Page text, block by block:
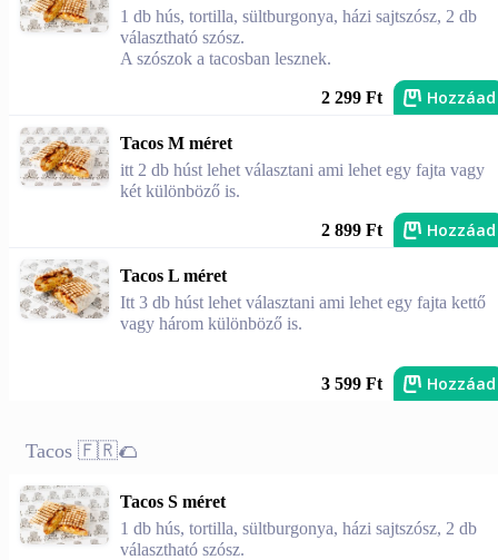
1 db hús, tortilla, sültburgonya, házi sajtszósz, 2 db
választható szósz.
A szószok a tacosban lesznek.
2 299 Ft Hozzáad
Tacos M méret
itt 2 db húst lehet választani ami lehet egy fajta vagy
két különböző is.
2 899 Ft Hozzáad
Tacos L méret
Itt 3 db húst lehet választani ami lehet egy fajta kettő
vagy három különböző is.
3 599 Ft Hozzáad
Tacos 🇫🇷🌮
Tacos S méret
1 db hús, tortilla, sültburgonya, házi sajtszósz, 2 db
választható szósz.